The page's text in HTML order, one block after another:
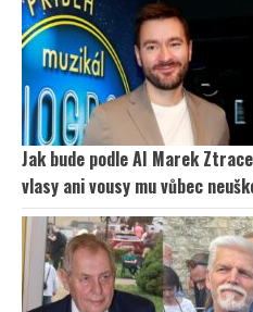
Jak bude podle AI Marek
vlasy ani vousy mu vůbec